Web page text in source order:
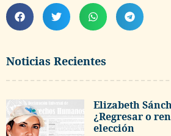
Noticias Recientes
Elizabeth
¿Regresar o
elección